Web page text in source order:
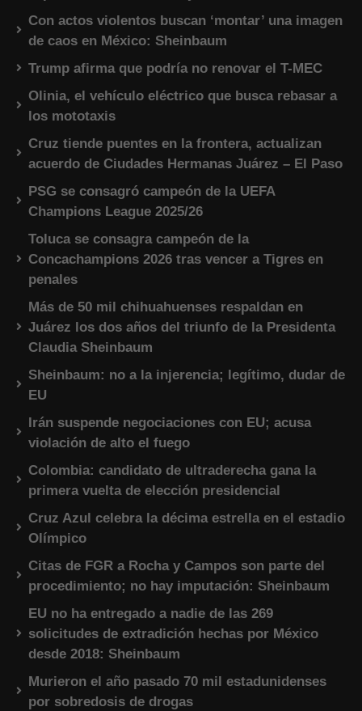
Con actos violentos buscan ‘montar’ una imagen
de caos en México: Sheinbaum
Trump afirma que podría no renovar el T-MEC
Olinia, el vehículo eléctrico que busca rebasar a
los mototaxis
Cruz tiende puentes en la frontera, actualizan
acuerdo de Ciudades Hermanas Juárez – El Paso
PSG se consagró campeón de la UEFA
Champions League 2025/26
Toluca se consagra campeón de la
Concachampions 2026 tras vencer a Tigres en
penales
Más de 50 mil chihuahuenses respaldan en
Juárez los dos años del triunfo de la Presidenta
Claudia Sheinbaum
Sheinbaum: no a la injerencia; legítimo, dudar de
EU
Irán suspende negociaciones con EU; acusa
violación de alto el fuego
Colombia: candidato de ultraderecha gana la
primera vuelta de elección presidencial
Cruz Azul celebra la décima estrella en el estadio
Olímpico
Citas de FGR a Rocha y Campos son parte del
procedimiento; no hay imputación: Sheinbaum
EU no ha entregado a nadie de las 269
solicitudes de extradición hechas por México
desde 2018: Sheinbaum
Murieron el año pasado 70 mil estadunidenses
por sobredosis de drogas